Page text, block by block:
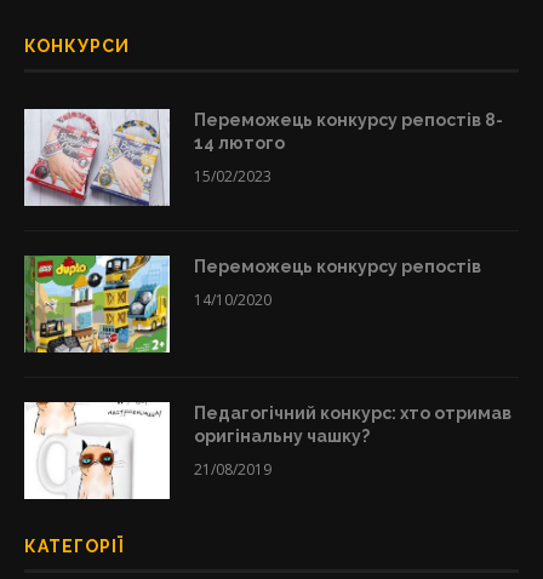
КОНКУРСИ
Переможець конкурсу репостів 8-
14 лютого
15/02/2023
Переможець конкурсу репостів
14/10/2020
Педагогічний конкурс: хто отримав
оригінальну чашку?
21/08/2019
КАТЕГОРІЇ